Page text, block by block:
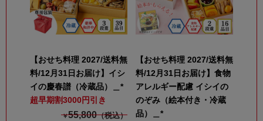
【おせち料理 2027/送料無
料/12月31日お届け】イシ
イの慶春譜（冷蔵品）＿*
超早期割3000円引き
￥55,800（税込）
【おせち料理 2027/送料無
料/12月31日お届け】食物
アレルギー配慮 イシイの
のぞみ（絵本付き・冷蔵
品）＿*